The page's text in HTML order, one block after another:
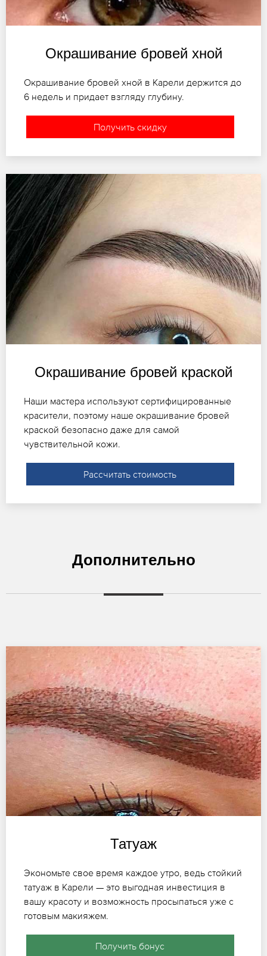
Окрашивание бровей хной
Окрашивание бровей хной в Карели держится до
6 недель и придает взгляду глубину.
Получить скидку
Окрашивание бровей краской
Наши мастера используют сертифицированные
красители, поэтому наше окрашивание бровей
краской безопасно даже для самой
чувствительной кожи.
Рассчитать стоимость
Дополнительно
Татуаж
Экономьте свое время каждое утро, ведь стойкий
татуаж в Карели — это выгодная инвестиция в
вашу красоту и возможность просыпаться уже с
готовым макияжем.
Получить бонус